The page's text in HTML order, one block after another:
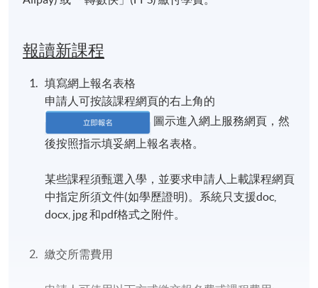
報讀新課程
填寫網上報名表格
申請人可按該課程網頁的右上角的
圖示進入網上服務網頁，然
後按照指示填妥網上報名表格。
某些課程須甄選入學，並要求申請人上載課程網頁
中指定所須文件(如學歷證明)。系統只支援doc,
docx, jpg 和pdf格式之附件。
繳交所需費用